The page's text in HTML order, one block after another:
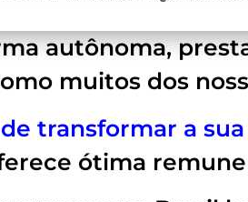
autônoma,
muitos dos
transformar a
ótima